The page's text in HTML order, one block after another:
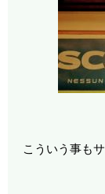
こういう事も